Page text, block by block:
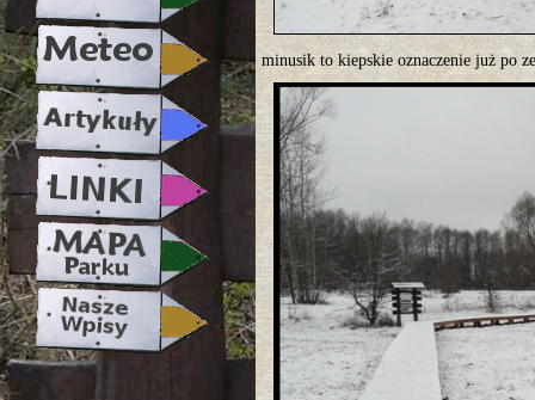
minusik to kiepskie oznaczenie już po